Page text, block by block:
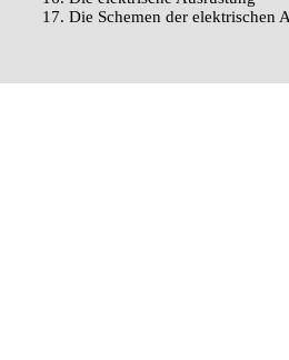
17. Die Schemen der elektrischen